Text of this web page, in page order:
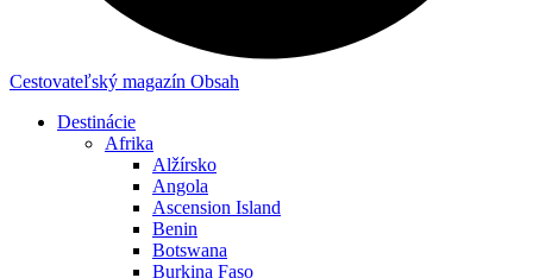
Cestovateľský magazín Obsah
Destinácie
Afrika
Alžírsko
Angola
Ascension Island
Benin
Botswana
Burkina Faso